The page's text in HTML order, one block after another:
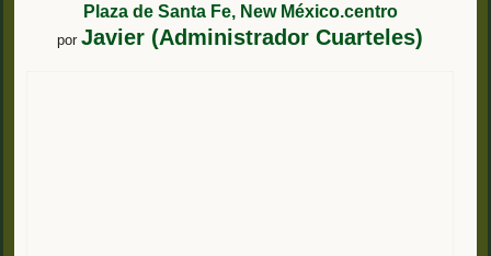
Plaza de Santa Fe, New México.centro
por Javier (Administrador Cuarteles)